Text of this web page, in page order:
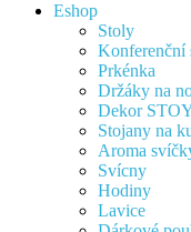
Eshop
Stoly
Konferenční
Prkénka
Držáky na
Dekor
Stojany na
Aroma
Svícny
Hodiny
Lavice